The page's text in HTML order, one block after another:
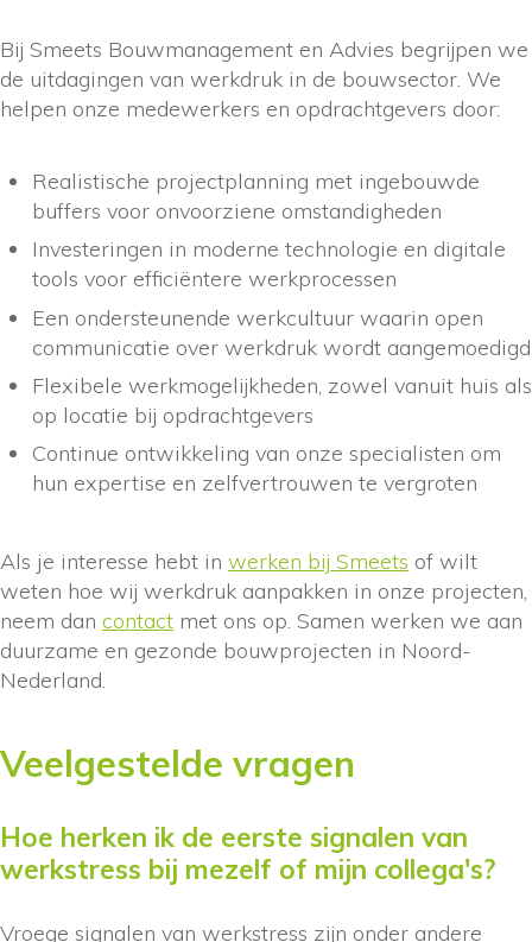
Bij Smeets Bouwmanagement en Advies begrijpen we
de uitdagingen van werkdruk in de bouwsector. We
helpen onze medewerkers en opdrachtgevers door:
Realistische projectplanning met ingebouwde
buffers voor onvoorziene omstandigheden
Investeringen in moderne technologie en digitale
tools voor efficiëntere werkprocessen
Een ondersteunende werkcultuur waarin open
communicatie over werkdruk wordt aangemoedigd
Flexibele werkmogelijkheden, zowel vanuit huis als
op locatie bij opdrachtgevers
Continue ontwikkeling van onze specialisten om
hun expertise en zelfvertrouwen te vergroten
Als je interesse hebt in werken bij Smeets of wilt
weten hoe wij werkdruk aanpakken in onze projecten,
neem dan contact met ons op. Samen werken we aan
duurzame en gezonde bouwprojecten in Noord-
Nederland.
Veelgestelde vragen
Hoe herken ik de eerste signalen van
werkstress bij mezelf of mijn collega's?
Vroege signalen van werkstress zijn onder andere